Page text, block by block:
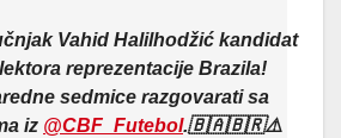
Vahid Halilhodžić kandidat
reprezentacije Brazila!
sedmice razgovarati sa
iz @CBF_Futebol.🇧🇦🇧🇷⚠️